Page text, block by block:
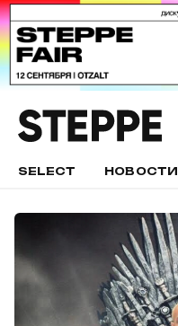
SELECT НОВОСТИ